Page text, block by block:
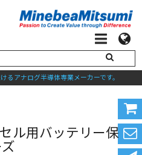
るアナログ半導体専業メーカーです。
ル用バッテリー保